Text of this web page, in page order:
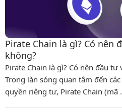
Pirate Chain là gì? Có nên
không?
Pirate Chain là gì? Có nên đầu tư
Trong làn sóng quan tâm đến
quyền riêng tư, Pirate Chain (mã